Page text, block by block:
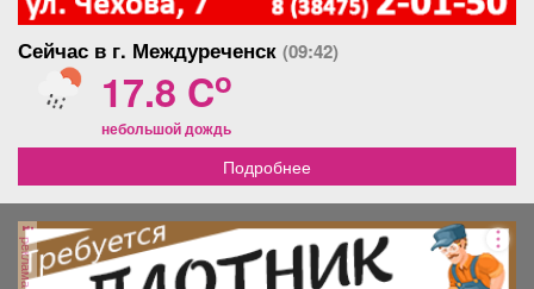
Сейчас в г. Междуреченск (09:42)
17.8 Co
небольшой дождь
Подробнее
реклама